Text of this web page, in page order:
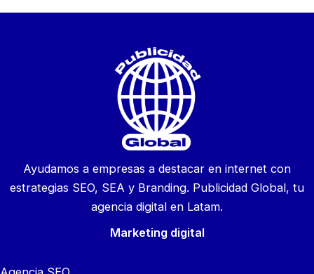
Ayudamos a empresas a destacar en internet con
estrategias SEO, SEA y Branding. Publicidad Global, tu
agencia digital en Latam.
Marketing digital